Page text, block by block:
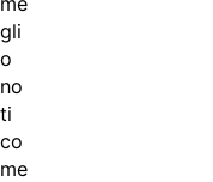
gli
o
no
ti
co
me